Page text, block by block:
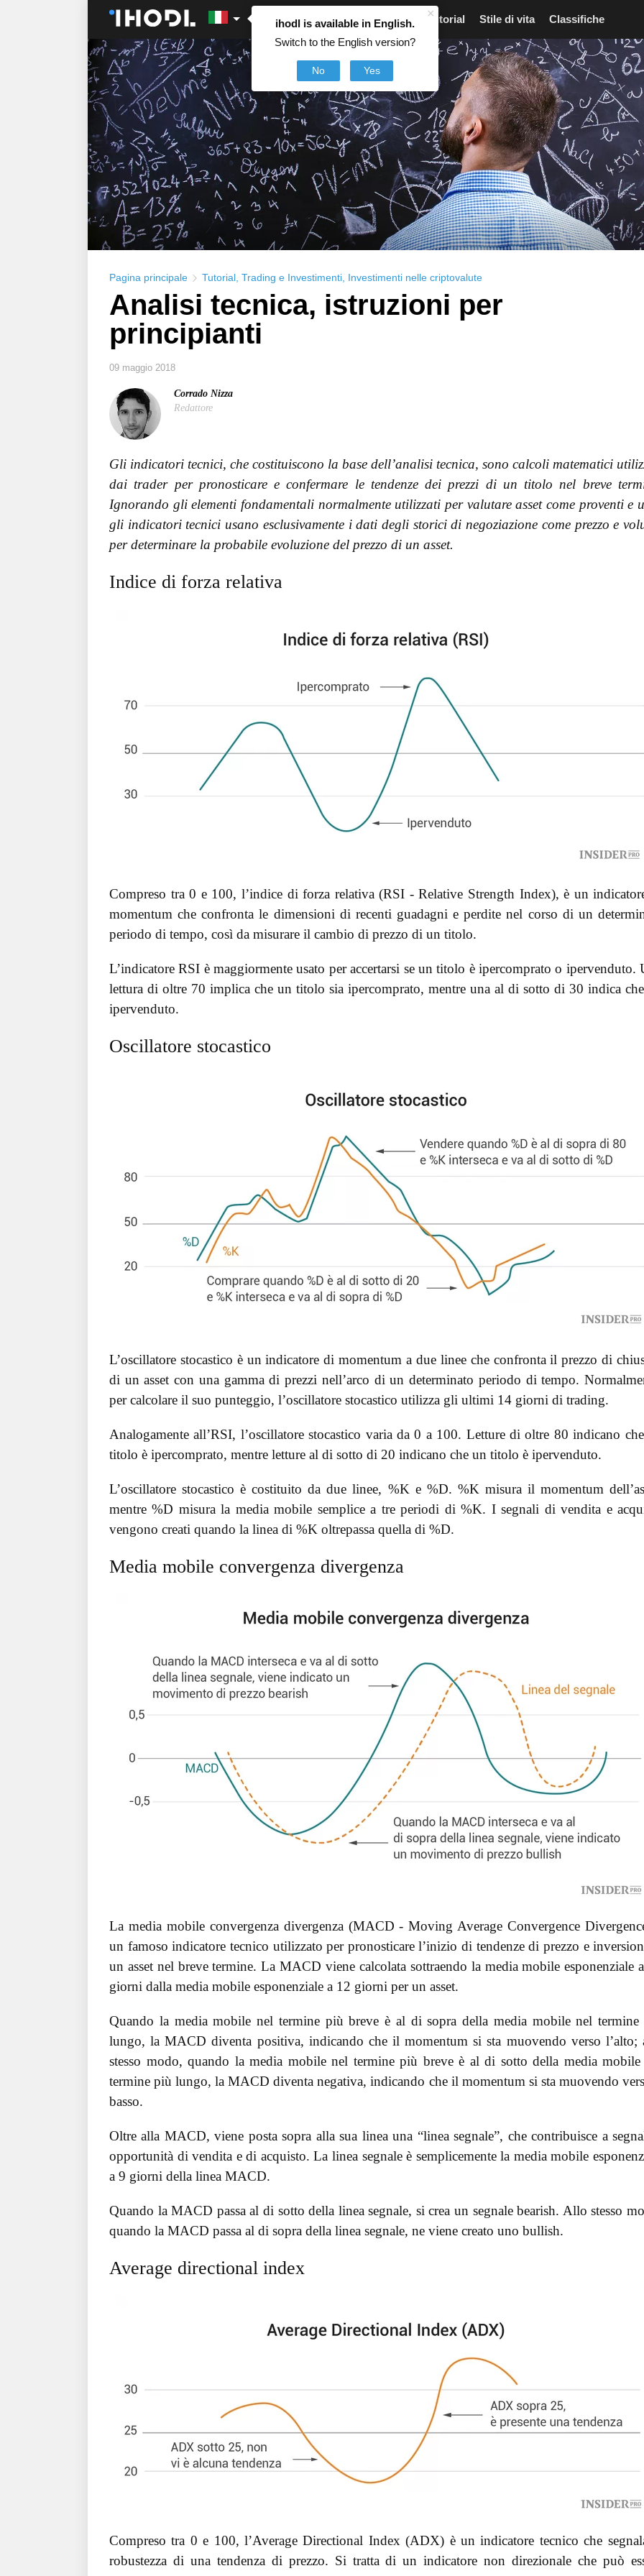
×
ihodl is available in English.
Switch to the English version?
No Yes
Articoli Notizie Tutorial Stile di vita Classifiche
Pagina principale Tutorial Trading e Investimenti Investimenti nelle criptovalute
Analisi tecnica, istruzioni per
principianti
09 maggio 2018
Corrado Nizza
Redattore
Gli indicatori tecnici, che costituiscono la base dell’analisi tecnica, sono calcoli matematici
dai trader per pronosticare e confermare le tendenze dei prezzi di un titolo nel breve
Ignorando gli elementi fondamentali normalmente utilizzati per valutare asset come proventi e
gli indicatori tecnici usano esclusivamente i dati degli storici di negoziazione come prezzo e
per determinare la probabile evoluzione del prezzo di un asset.
Indice di forza relativa
Compreso tra 0 e 100, l’indice di forza relativa (RSI - Relative Strength Index), è un
momentum che confronta le dimensioni di recenti guadagni e perdite nel corso di un
periodo di tempo, così da misurare il cambio di prezzo di un titolo.
L’indicatore RSI è maggiormente usato per accertarsi se un titolo è ipercomprato o ipervenduto.
lettura di oltre 70 implica che un titolo sia ipercomprato, mentre una al di sotto di 30 indica
ipervenduto.
Oscillatore stocastico
L’oscillatore stocastico è un indicatore di momentum a due linee che confronta il prezzo di
di un asset con una gamma di prezzi nell’arco di un determinato periodo di tempo.
per calcolare il suo punteggio, l’oscillatore stocastico utilizza gli ultimi 14 giorni di trading.
Analogamente all’RSI, l’oscillatore stocastico varia da 0 a 100. Letture di oltre 80 indicano
titolo è ipercomprato, mentre letture al di sotto di 20 indicano che un titolo è ipervenduto.
L’oscillatore stocastico è costituito da due linee, %K e %D. %K misura il momentum
mentre %D misura la media mobile semplice a tre periodi di %K. I segnali di vendita e
vengono creati quando la linea di %K oltrepassa quella di %D.
Media mobile convergenza divergenza
La media mobile convergenza divergenza (MACD - Moving Average Convergence
un famoso indicatore tecnico utilizzato per pronosticare l’inizio di tendenze di prezzo e
un asset nel breve termine. La MACD viene calcolata sottraendo la media mobile esponenziale
giorni dalla media mobile esponenziale a 12 giorni per un asset.
Quando la media mobile nel termine più breve è al di sopra della media mobile nel
lungo, la MACD diventa positiva, indicando che il momentum si sta muovendo verso l’alto;
stesso modo, quando la media mobile nel termine più breve è al di sotto della media
termine più lungo, la MACD diventa negativa, indicando che il momentum si sta muovendo
basso.
Oltre alla MACD, viene posta sopra alla sua linea una “linea segnale”, che contribuisce a
opportunità di vendita e di acquisto. La linea segnale è semplicemente la media mobile
a 9 giorni della linea MACD.
Quando la MACD passa al di sotto della linea segnale, si crea un segnale bearish. Allo stesso
quando la MACD passa al di sopra della linea segnale, ne viene creato uno bullish.
Average directional index
Compreso tra 0 e 100, l’Average Directional Index (ADX) è un indicatore tecnico che
robustezza di una tendenza di prezzo. Si tratta di un indicatore non direzionale che può